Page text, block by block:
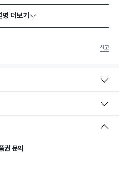
법에서 정한 규격에 따라 제조되어 식품 또
수 있는 식품용기구라는 표시입니다.
더보기
신고
권 문의